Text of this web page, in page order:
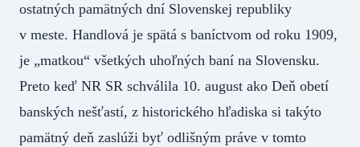
ostatných pamätných dní Slovenskej republiky
v meste. Handlová je spätá s baníctvom od roku 1909,
je „matkou“ všetkých uhoľných baní na Slovensku.
Preto keď NR SR schválila 10. august ako Deň obetí
banských nešťastí, z historického hľadiska si takýto
pamätný deň zaslúži byť odlišným práve v tomto